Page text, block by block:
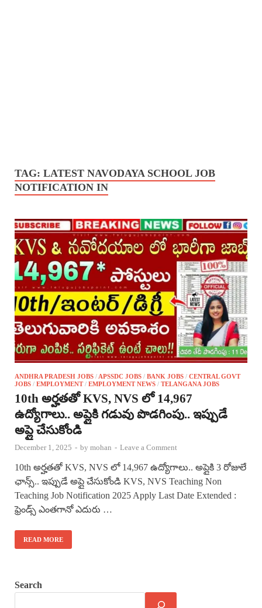
TAG: LATEST NAVODAYA SCHOOL JOB
NOTIFICATION IN
ANDHRA PRADESH JOBS / APSSDC JOBS / BANK JOBS / CENTRAL GOVT
JOBS / EMPLOYMENT/ EMPLOYMENT NEWS / TELANGANA JOBS
10th అర్హతతో KVS, NVS లో 14,967
ఉద్యోగాలు.. అప్లైకి గడువు పొడగింపు.. ఇప్పుడే
అప్లై చేసుకోండి
December 1, 2025 - by mohan - Leave a Comment
10th అర్హతతో KVS, NVS లో 14,967 ఉద్యోగాలు.. అప్లైకి 3 రోజులే
ఛాన్స్.. ఇప్పుడే అప్లై చేసుకోండి KVS, NVS Teaching Non
Teaching Job Notification 2025 Apply Last Date Extended :
ఫ్రెండ్స్ ఎంతగానో ఎదురు …
READ MORE
Search